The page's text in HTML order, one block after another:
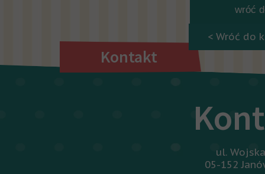
< Wróć do
Kontakt
ul.
05-152
wróć